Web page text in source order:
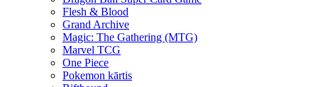
Flesh & Blood
Grand Archive
Magic: The Gathering (MTG)
Marvel TCG
One Piece
Pokemon kārtis